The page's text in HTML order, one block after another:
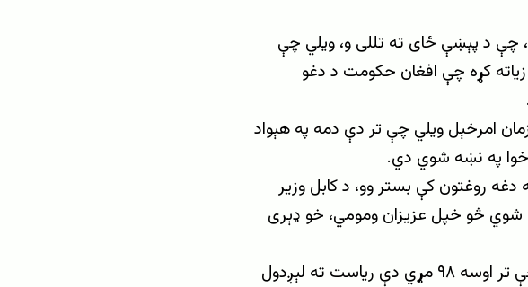
چې د پېښې ځای ته تللی و، ویلي چې
زیاته کړه چې افغان حکومت د دغو
امرخېل ویلي چې تر دې دمه په هېواد
خوا په نښه شوي دي.
روغتون کې بستر وو، د کابل وزیر
شوي څو خپل عزیزان ومومي، خو ډېری
د عدلي طب د ریاست مشر، نجیب الله فاروقي، ویلي چې تر اوسه ۹۸ مړي دې ریاست ته لېږدول